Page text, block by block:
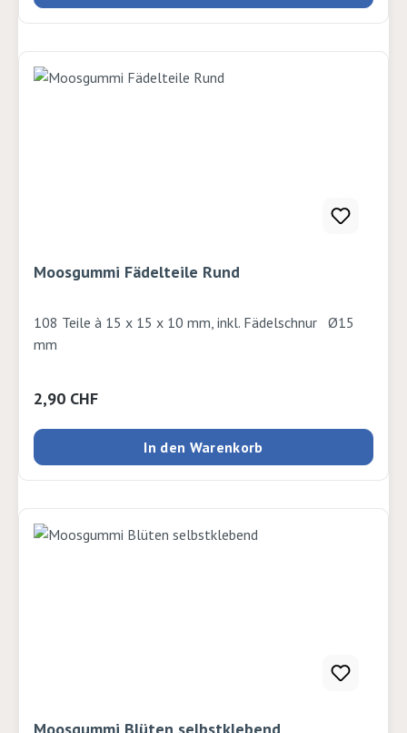
Moosgummi Fädelteile Rund
108 Teile à 15 x 15 x 10 mm, inkl. Fädelschnur Ø15
mm
Regulärer Preis:
2,90 CHF
In den Warenkorb